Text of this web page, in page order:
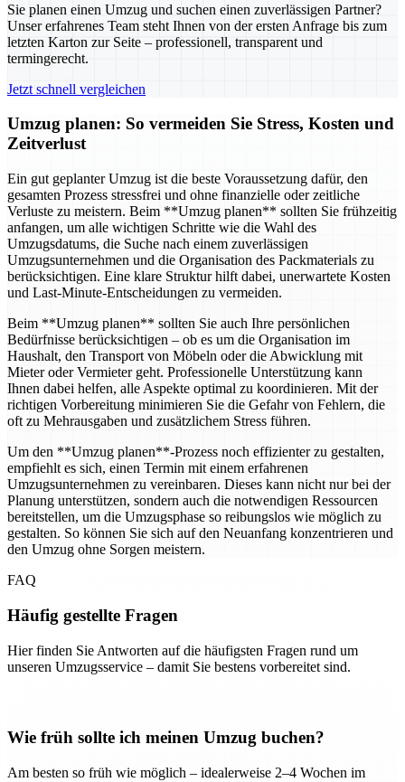
Sie planen einen Umzug und suchen einen zuverlässigen Partner?
Unser erfahrenes Team steht Ihnen von der ersten Anfrage bis zum
letzten Karton zur Seite – professionell, transparent und
termingerecht.
Jetzt schnell vergleichen
Umzug planen: So vermeiden Sie Stress, Kosten und
Zeitverlust
Ein gut geplanter Umzug ist die beste Voraussetzung dafür, den
gesamten Prozess stressfrei und ohne finanzielle oder zeitliche
Verluste zu meistern. Beim **Umzug planen** sollten Sie frühzeitig
anfangen, um alle wichtigen Schritte wie die Wahl des
Umzugsdatums, die Suche nach einem zuverlässigen
Umzugsunternehmen und die Organisation des Packmaterials zu
berücksichtigen. Eine klare Struktur hilft dabei, unerwartete Kosten
und Last-Minute-Entscheidungen zu vermeiden.
Beim **Umzug planen** sollten Sie auch Ihre persönlichen
Bedürfnisse berücksichtigen – ob es um die Organisation im
Haushalt, den Transport von Möbeln oder die Abwicklung mit
Mieter oder Vermieter geht. Professionelle Unterstützung kann
Ihnen dabei helfen, alle Aspekte optimal zu koordinieren. Mit der
richtigen Vorbereitung minimieren Sie die Gefahr von Fehlern, die
oft zu Mehrausgaben und zusätzlichem Stress führen.
Um den **Umzug planen**-Prozess noch effizienter zu gestalten,
empfiehlt es sich, einen Termin mit einem erfahrenen
Umzugsunternehmen zu vereinbaren. Dieses kann nicht nur bei der
Planung unterstützen, sondern auch die notwendigen Ressourcen
bereitstellen, um die Umzugsphase so reibungslos wie möglich zu
gestalten. So können Sie sich auf den Neuanfang konzentrieren und
den Umzug ohne Sorgen meistern.
FAQ
Häufig gestellte Fragen
Hier finden Sie Antworten auf die häufigsten Fragen rund um
unseren Umzugsservice – damit Sie bestens vorbereitet sind.
Wie früh sollte ich meinen Umzug buchen?
Am besten so früh wie möglich – idealerweise 2–4 Wochen im